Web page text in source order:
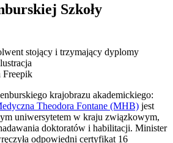
Szkoły
Freepik
krajobrazu akademickiego:
Theodora Fontane (MHB) jest
uniwersytetem w kraju związkowym,
doktoratów i habilitacji. Minister
odpowiedni certyfikat 16